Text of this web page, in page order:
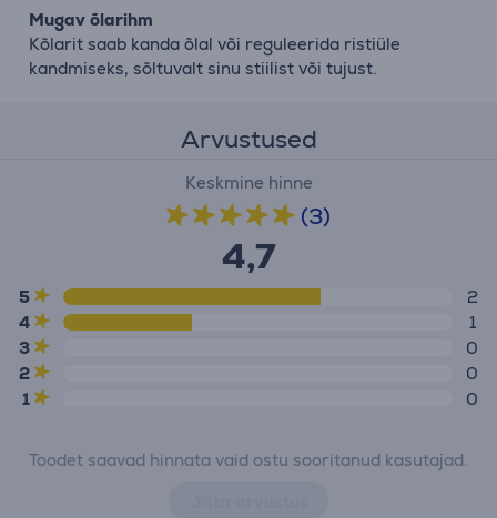
Mugav õlarihm
Kõlarit saab kanda õlal või reguleerida ristiüle
kandmiseks, sõltuvalt sinu stiilist või tujust.
Arvustused
Keskmine hinne
(3)
4,7
5
2
4
1
3
0
2
0
1
0
Toodet saavad hinnata vaid ostu sooritanud kasutajad.